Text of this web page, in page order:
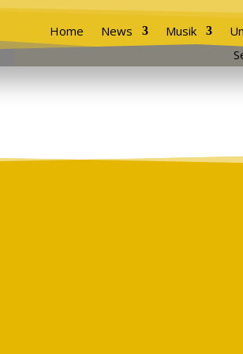
Home News Musik